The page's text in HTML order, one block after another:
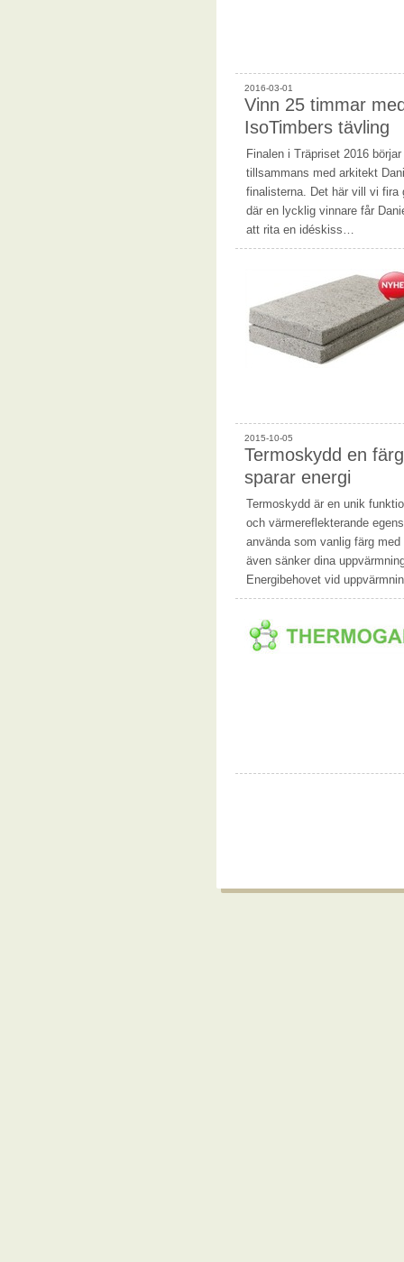
2016-03-01
Vinn 25 timmar
IsoTimbers tävling
Finalen i Träpriset 2016
tillsammans med arkitekt
finalisterna. Det här vill vi
där en lycklig vinnare får
att rita en idéskiss…
2015-10-05
Termoskydd en
sparar energi
Termoskydd är en unik
och värmereflekterande
använda som vanlig färg
även sänker dina
Energibehovet vid